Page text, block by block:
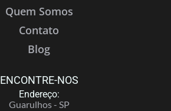
Quem Somos
Contato
Blog
ENCONTRE-NOS
Endereço:
Guarulhos - SP